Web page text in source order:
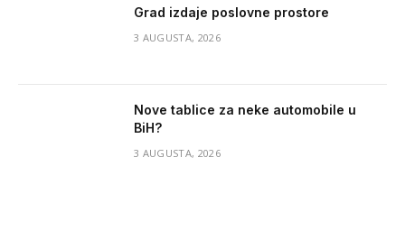
Grad izdaje poslovne prostore
3 AUGUSTA, 2026
Nove tablice za neke automobile u
BiH?
3 AUGUSTA, 2026